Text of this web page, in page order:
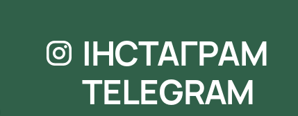
ІНСТАГРАМ
TELEGRAM